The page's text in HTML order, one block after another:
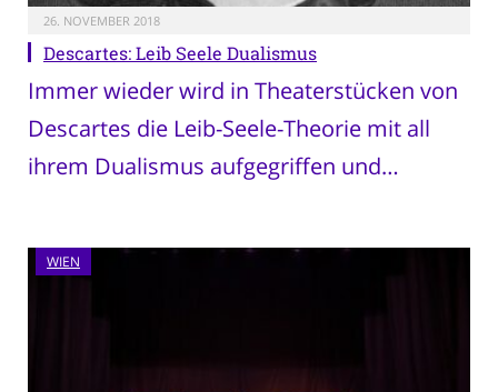
26. NOVEMBER 2018
Descartes: Leib Seele Dualismus
Immer wieder wird in Theaterstücken von
Descartes die Leib-Seele-Theorie mit all
ihrem Dualismus aufgegriffen und…
WIEN